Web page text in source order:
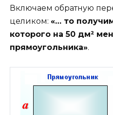
Включаем обратную
целиком: «… то
которого на 50 дм²
прямоугольника».